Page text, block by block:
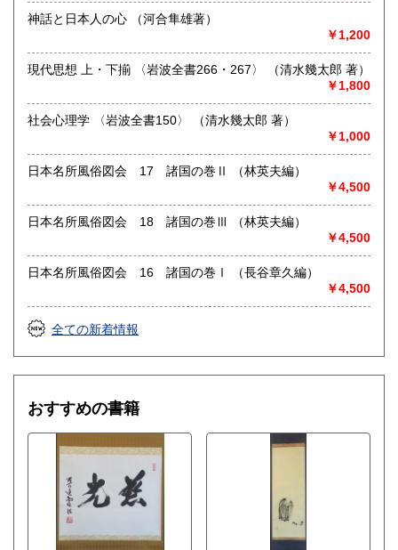
神話と日本人の心 （河合隼雄著）
￥1,200
現代思想 上・下揃 〈岩波全書266・267〉 （清水幾太郎 著）
￥1,800
社会心理学 〈岩波全書150〉 （清水幾太郎 著）
￥1,000
日本名所風俗図会 17 諸国の巻Ⅱ （林英夫編）
￥4,500
日本名所風俗図会 18 諸国の巻Ⅲ （林英夫編）
￥4,500
日本名所風俗図会 16 諸国の巻Ⅰ （長谷章久編）
￥4,500
全ての新着情報
おすすめの書籍